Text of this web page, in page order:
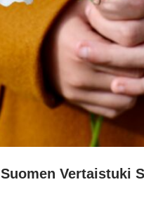
Suomen Vertaistuki